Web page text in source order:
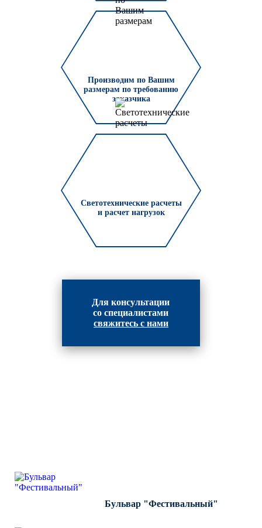
Производим по Вашим
размерам по требованию
заказчика
Светотехнические расчеты
и расчет нагрузок
Для консультации
со специалистами
свяжитесь с нами
Бульвар "Фестивальный"